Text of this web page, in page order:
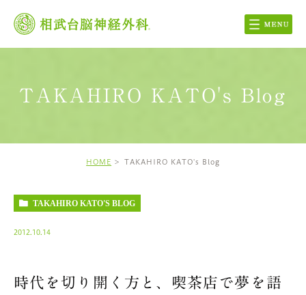
TAKAHIRO KATO's Blog
HOME TAKAHIRO KATO's Blog
TAKAHIRO KATO'S BLOG
2012.10.14
時代を切り開く方と、喫茶店で夢を語